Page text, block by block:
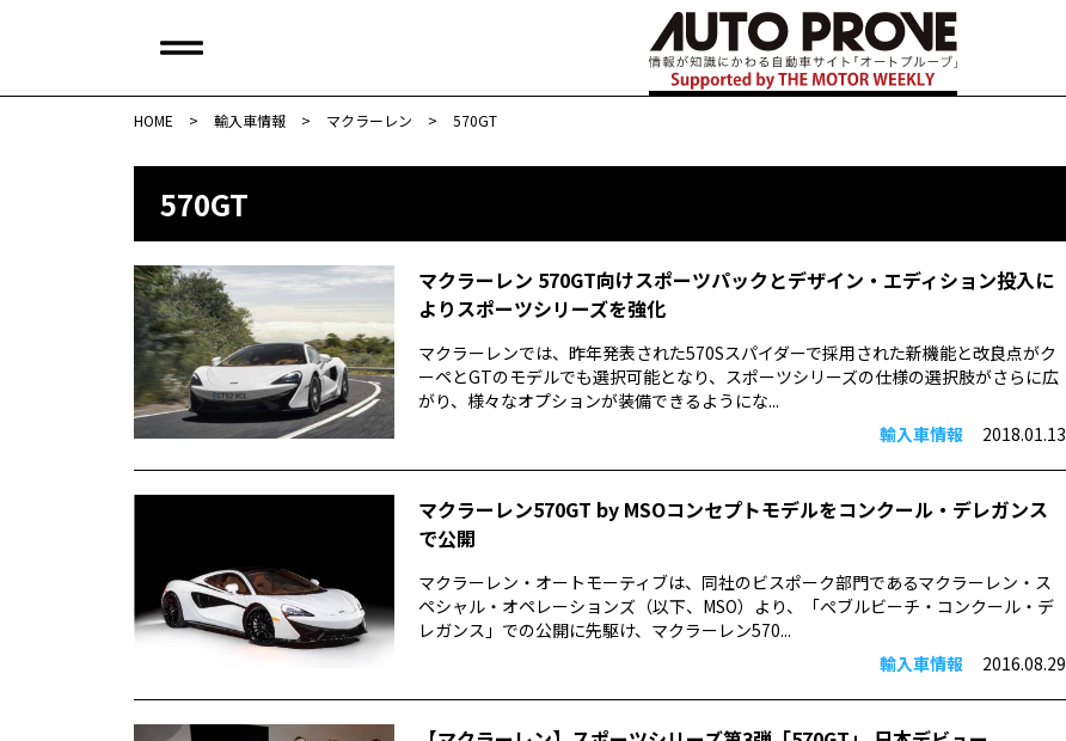
HOME > 輸入車情報 > マクラーレン > 570GT
570GT
マクラーレン 570GT向けスポーツパックとデザイン・エディション投入に
よりスポーツシリーズを強化
マクラーレンでは、昨年発表された570Sスパイダーで採用された新機能と改良点がク
ーペとGTのモデルでも選択可能となり、スポーツシリーズの仕様の選択肢がさらに広
がり、様々なオプションが装備できるようにな...
輸入車情報
2018.01.13
マクラーレン570GT by MSOコンセプトモデルをコンクール・デレガンス
で公開
マクラーレン・オートモーティブは、同社のビスポーク部門であるマクラーレン・ス
ペシャル・オペレーションズ（以下、MSO）より、「ぺブルビーチ・コンクール・デ
レガンス」での公開に先駆け、マクラーレン570...
輸入車情報
2016.08.29